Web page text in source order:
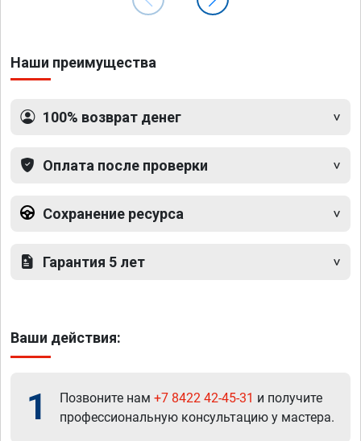
Наши преимущества
100% возврат денег
Оплата после проверки
Сохранение ресурса
Гарантия 5 лет
Ваши действия:
1 Позвоните нам +7 8422 42-45-31 и получите
профессиональную консультацию у мастера.